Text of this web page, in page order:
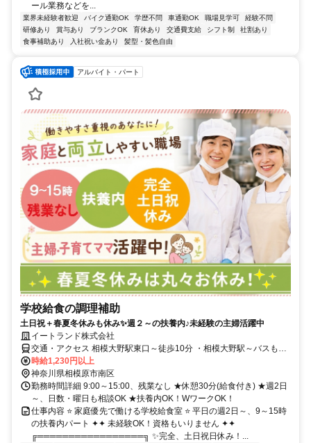
ール業務などを...
業界未経験者歓迎 バイク通勤OK 学歴不問 車通勤OK 職場見学可
経験不問
研修あり
賞与あり ブランクOK 育休あり 交通費支給 シフト制
社割あり
食事補助あり
入社祝い金あり 髪型・髪色自由
アルバイト・パート
学校給食の調理補助
土日祝＋春夏冬休みも休み✨週２～の扶養内♪未経験の主婦活躍中
イートランド株式会社
交通・アクセス 相模大野駅東口～徒歩10分 ・相模大野駅～バスもあ
ります(バス停～徒歩5分)
時給1,230円以上
神奈川県相模原市南区
勤務時間詳細 9:00～15:00、残業なし ★休憩30分(給食付き) ★週2日
～、日数・曜日も相談OK ★扶養内OK！WワークOK！
仕事内容 ⭐ 家庭優先で働ける学校給食室 ⭐ 平日の週2日～、9～15時
の扶養内パート ✦✦ 未経験OK！資格もいりません ✦✦
╔═════════════════╗ ✨完全、土日祝日休み！...